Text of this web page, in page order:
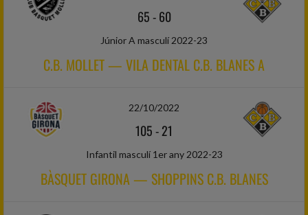
65-60
Júnior A masculí 2022-23
C.B. MOLLET — VILA DENTAL C.B. BLANES A
22/10/2022
105-21
Infantil masculí 1er any 2022-23
BÀSQUET GIRONA — SHOPPINS C.B. BLANES